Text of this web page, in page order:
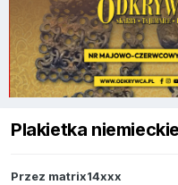
Plakietka
Przez matrix14xxx